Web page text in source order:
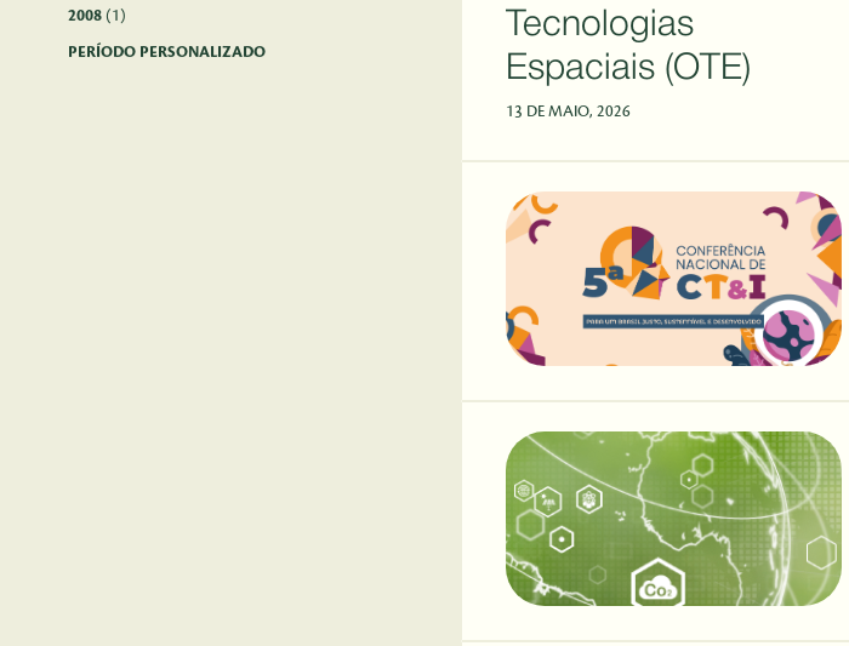
2008 (1)
PERÍODO PERSONALIZADO
Tecnologias
Espaciais (OTE)
13 DE MAIO, 2026